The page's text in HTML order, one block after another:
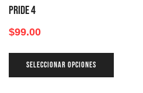
PRIDE 4
$99.00
SELECCIONAR OPCIONES